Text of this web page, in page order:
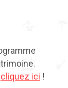
cliquez ici !